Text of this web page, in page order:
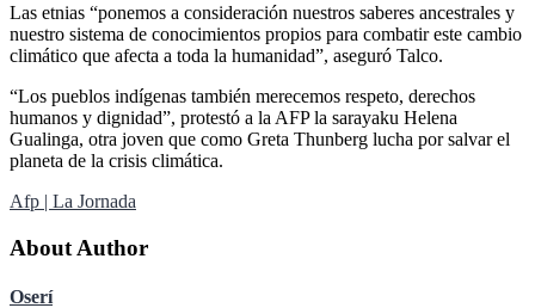
Las etnias “ponemos a consideración nuestros saberes ancestrales y
nuestro sistema de conocimientos propios para combatir este cambio
climático que afecta a toda la humanidad”, aseguró Talco.
“Los pueblos indígenas también merecemos respeto, derechos
humanos y dignidad”, protestó a la AFP la sarayaku Helena
Gualinga, otra joven que como Greta Thunberg lucha por salvar el
planeta de la crisis climática.
Afp | La Jornada
About Author
Oserí